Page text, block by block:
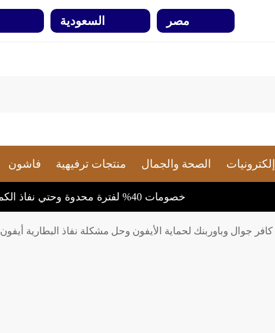
مصر السعودية
إلكترونيات الصحة والجمال منتجات ترفيهية فاشون
خصومات 40% لفترة محدوة وحتي نفاذ الكمية
كافر جوال وباوربنك لحماية الأيفون وحل مشكلة نفاذ البطارية أيفون 13 pro